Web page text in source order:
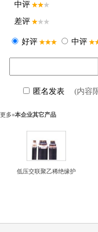
更多»本企业其它产品
低压交联聚乙稀绝缘护